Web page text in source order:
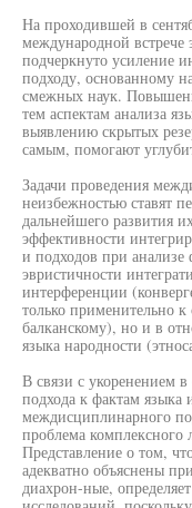
На проходившей в
международной встрече
подчеркнуто усиление
подходу, основанному
смежных наук.
тем аспектам анализа
выявлению скрытых
самым, помогают
Задачи проведения
неизбежностью ставят
дальнейшего развития
эффективности
и подходов при
эвристичности
интерференции
только применительно
балканскому), но и в
языка народности
В связи с укоренением
подхода к фактам
междисциплинарного
проблема комплексного
Представление о том,
адекватно объяснены
диахрон-ные,